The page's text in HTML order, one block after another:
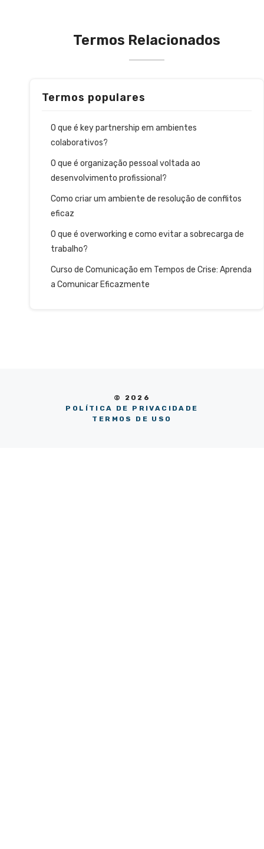
Termos Relacionados
Termos populares
O que é key partnership em ambientes
colaborativos?
O que é organização pessoal voltada ao
desenvolvimento profissional?
Como criar um ambiente de resolução de conflitos
eficaz
O que é overworking e como evitar a sobrecarga de
trabalho?
Curso de Comunicação em Tempos de Crise: Aprenda
a Comunicar Eficazmente
© 2026
POLÍTICA DE PRIVACIDADE
TERMOS DE USO